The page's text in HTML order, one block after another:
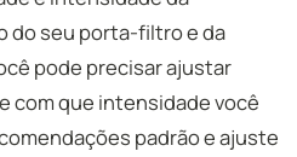
do seu porta-filtro e da
pode precisar ajustar
com que intensidade você
padrão e ajuste